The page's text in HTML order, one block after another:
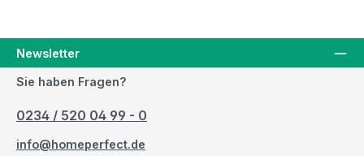
Newsletter
Sie haben Fragen?
0234 / 520 04 99 - 0
info@homeperfect.de